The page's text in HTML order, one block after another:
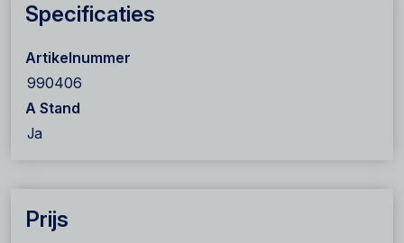
Specificaties
Artikelnummer
990406
A Stand
Ja
Prijs